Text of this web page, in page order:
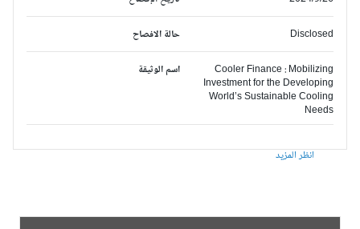
حالة الافصاح Disclosed
اسم الوثيقة
Cooler Finance : Mobilizing
Investment for the Developing
World’s Sustainable Cooling
Needs
انظر المزيد